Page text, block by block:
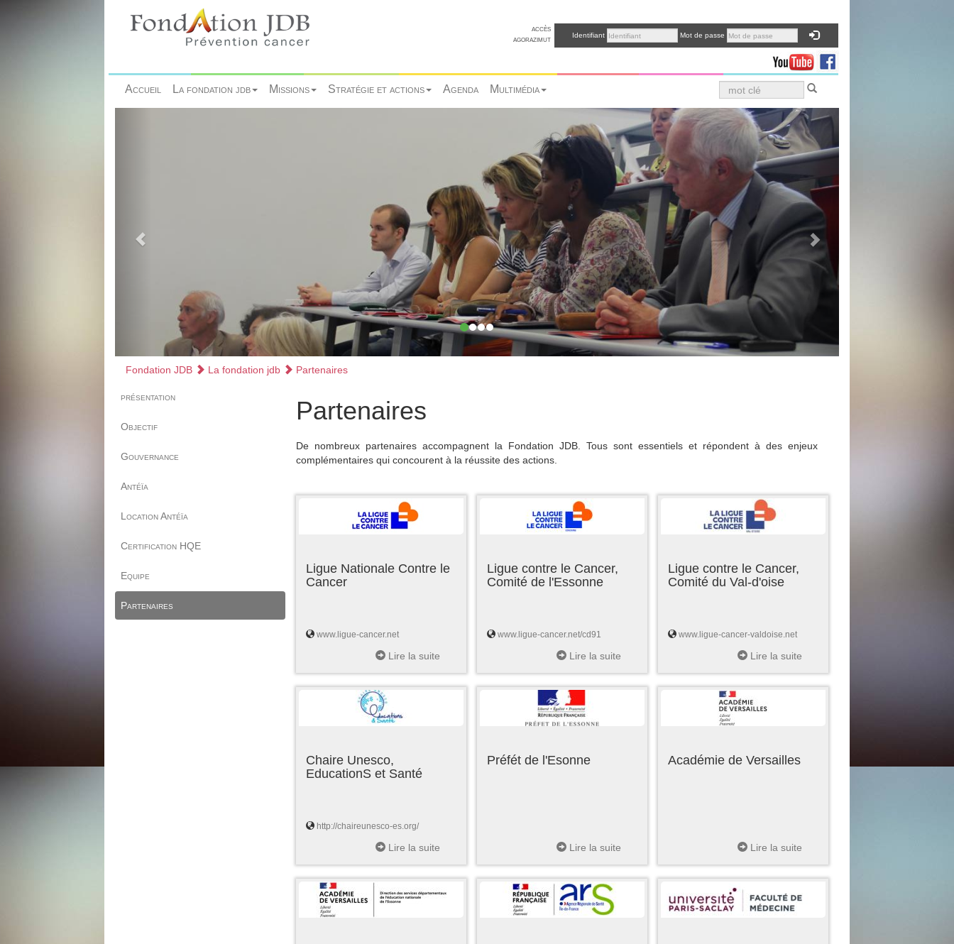
accès
agorazimut
Identifiant Mot de passe
Accueil La fondation jdb Missions Stratégie et actions Agenda Multimédia
Fondation JDB La fondation jdb Partenaires
présentation
Objectif
Gouvernance
Antéïa
Location Antéïa
Certification HQE
Equipe
Partenaires
Partenaires
De nombreux partenaires accompagnent la Fondation JDB. Tous sont essentiels et répondent à des enjeux
complémentaires qui concourent à la réussite des actions.
Ligue Nationale Contre le
Cancer
www.ligue-cancer.net
Lire la suite
Ligue contre le Cancer,
Comité de l'Essonne
www.ligue-cancer.net/cd91
Lire la suite
Ligue contre le Cancer,
Comité du Val-d'oise
www.ligue-cancer-valdoise.net
Lire la suite
Chaire Unesco,
EducationS et Santé
http://chaireunesco-es.org/
Lire la suite
Préfét de l'Esonne
Lire la suite
Académie de Versailles
Lire la suite